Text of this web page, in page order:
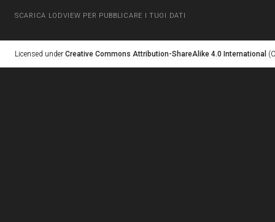
SCARICA LODVIEW PER PUBBLICARE I TUOI DATI
Licensed under Creative Commons Attribution-ShareAlike 4.0 International